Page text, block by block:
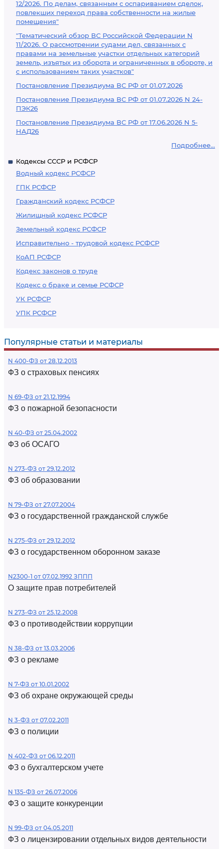
12/2026. По делам, связанным с оспариванием сделок,
повлекших переход права собственности на жилые
помещения"
"Тематический обзор ВС Российской Федерации N
11/2026. О рассмотрении судами дел, связанных с
правами на земельные участки отдельных категорий
земель, изъятых из оборота и ограниченных в обороте, и
с использованием таких участков"
Постановление Президиума ВС РФ от 01.07.2026
Постановление Президиума ВС РФ от 01.07.2026 N 24-
ПЭК26
Постановление Президиума ВС РФ от 17.06.2026 N 5-
НАД26
Подробнее...
Кодексы СССР и РСФСР
Водный кодекс РСФСР
ГПК РСФСР
Гражданский кодекс РСФСР
Жилищный кодекс РСФСР
Земельный кодекс РСФСР
Исправительно - трудовой кодекс РСФСР
КоАП РСФСР
Кодекс законов о труде
Кодекс о браке и семье РСФСР
УК РСФСР
УПК РСФСР
Популярные статьи и материалы
N 400-ФЗ от 28.12.2013
ФЗ о страховых пенсиях
N 69-ФЗ от 21.12.1994
ФЗ о пожарной безопасности
N 40-ФЗ от 25.04.2002
ФЗ об ОСАГО
N 273-ФЗ от 29.12.2012
ФЗ об образовании
N 79-ФЗ от 27.07.2004
ФЗ о государственной гражданской службе
N 275-ФЗ от 29.12.2012
ФЗ о государственном оборонном заказе
N2300-1 от 07.02.1992 ЗППП
О защите прав потребителей
N 273-ФЗ от 25.12.2008
ФЗ о противодействии коррупции
N 38-ФЗ от 13.03.2006
ФЗ о рекламе
N 7-ФЗ от 10.01.2002
ФЗ об охране окружающей среды
N 3-ФЗ от 07.02.2011
ФЗ о полиции
N 402-ФЗ от 06.12.2011
ФЗ о бухгалтерском учете
N 135-ФЗ от 26.07.2006
ФЗ о защите конкуренции
N 99-ФЗ от 04.05.2011
ФЗ о лицензировании отдельных видов деятельности